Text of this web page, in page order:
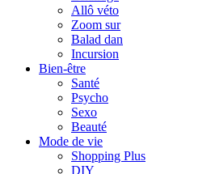
Allô véto
Zoom sur
Balad dan
Incursion
Bien-être
Santé
Psycho
Sexo
Beauté
Mode de vie
Shopping Plus
DIY